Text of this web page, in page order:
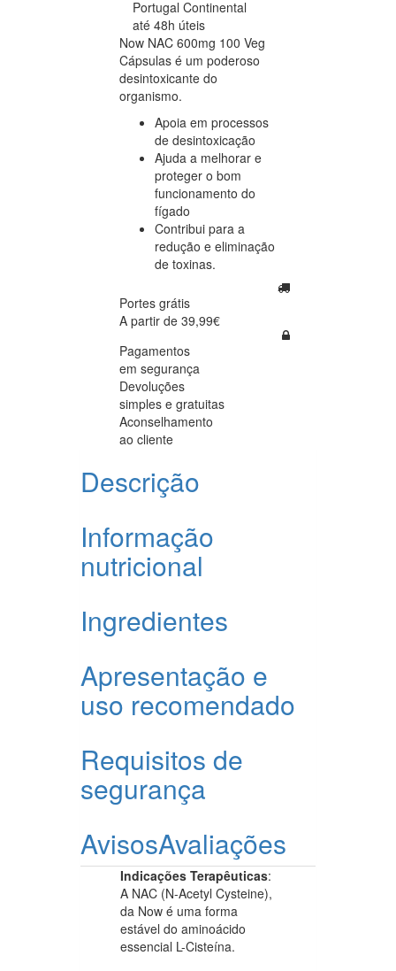
Portugal Continental
até 48h úteis
Now NAC 600mg 100 Veg
Cápsulas é um poderoso
desintoxicante do
organismo.
Apoia em processos
de desintoxicação
Ajuda a melhorar e
proteger o bom
funcionamento do
fígado
Contribui para a
redução e eliminação
de toxinas.
Portes grátis
A partir de 39,99€
Pagamentos
em segurança
Devoluções
simples e gratuitas
Aconselhamento
ao cliente
Descrição
Informação
nutricional
Ingredientes
Apresentação e
uso recomendado
Requisitos de
segurança
AvisosAvaliações
Indicações Terapêuticas:
A NAC (N-Acetyl Cysteine),
da Now é uma forma
estável do aminoácido
essencial L-Cisteína.